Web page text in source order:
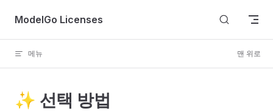
Skip to content
ModelGo Licenses
메뉴 맨 위로
✨ 선택 방법